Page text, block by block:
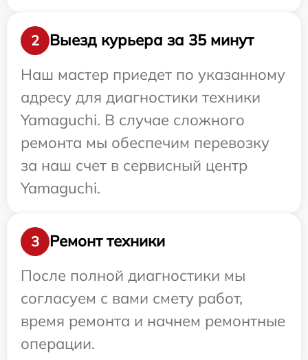
2
Выезд курьера за 35 минут
Наш мастер приедет по указанному
адресу для диагностики техники
Yamaguchi. В случае сложного
ремонта мы обеспечим перевозку
за наш счет в сервисный центр
Yamaguchi.
3
Ремонт техники
После полной диагностики мы
согласуем с вами смету работ,
время ремонта и начнем ремонтные
операции.